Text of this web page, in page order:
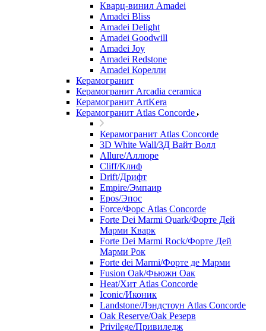
Кварц-винил Amadei
Amadei Bliss
Amadei Delight
Amadei Goodwill
Amadei Joy
Amadei Redstone
Amadei Корелли
Керамогранит
Керамогранит Arcadia ceramica
Керамогранит ArtKera
Керамогранит Atlas Concorde
Керамогранит Atlas Concorde
3D White Wall/3Д Вайт Волл
Allure/Аллюрe
Cliff/Клиф
Drift/Дрифт
Empire/Эмпаир
Epos/Эпос
Force/Фoрс Atlas Concorde
Forte Dei Marmi Quark/Форте Дей
Марми Кварк
Forte Dei Marmi Rock/Форте Дей
Марми Рок
Forte dei Marmi/Форте де Марми
Fusion Oak/Фьюжн Оак
Heat/Xит Atlas Concorde
Iconic/Иконик
Landstone/Лэндстоун Atlas Concorde
Oak Reserve/Оak Резepв
Privilege/Привиледж